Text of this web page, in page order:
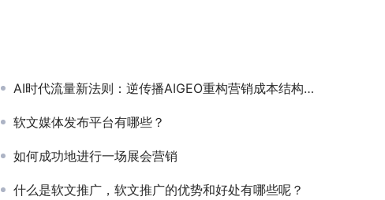
AI时代流量新法则：逆传播AIGEO重构营销成本结构，长尾流量零成本获取
软文媒体发布平台有哪些？
如何成功地进行一场展会营销
什么是软文推广，软文推广的优势和好处有哪些呢？